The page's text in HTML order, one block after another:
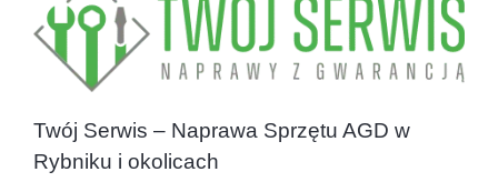
Twój Serwis – Naprawa Sprzętu AGD w
Rybniku i okolicach